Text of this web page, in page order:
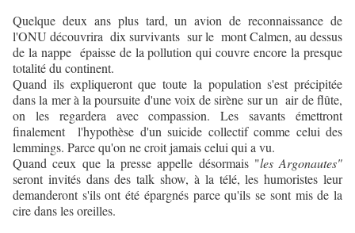
Quelque deux ans plus tard, un avion de reconnaissance de
l'ONU découvrira dix survivants sur le mont Calmen, au dessus
de la nappe épaisse de la pollution qui couvre encore la presque
totalité du continent.
Quand ils expliqueront que toute la population s'est précipitée
dans la mer à la poursuite d'une voix de sirène sur un air de flûte,
on les regardera avec compassion. Les savants émettront
finalement l'hypothèse d'un suicide collectif comme celui des
lemmings. Parce qu'on ne croit jamais celui qui a vu.
Quand ceux que la presse appelle désormais "les Argonautes"
seront invités dans des talk show, à la télé, les humoristes leur
demanderont s'ils ont été épargnés parce qu'ils se sont mis de la
cire dans les oreilles.